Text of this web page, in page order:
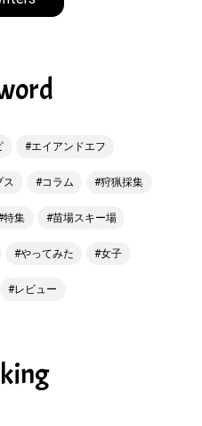
エイアンドエフ
ス コラム 狩猟採集
特集 苗場スキー場
やってみた 女子
レビュー